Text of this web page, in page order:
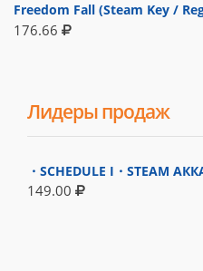
Freedom Fall (Steam Key /
176.66
Лидеры продаж
・SCHEDULE I・STEAM
149.00